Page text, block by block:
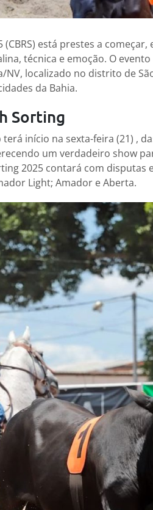
está prestes a começar,
técnica e emoção. O
localizado no distrito de
da Bahia.
Sorting
início na sexta-feira (21) ,
um verdadeiro show
2025 contará com disputas
Light; Amador e Aberta.